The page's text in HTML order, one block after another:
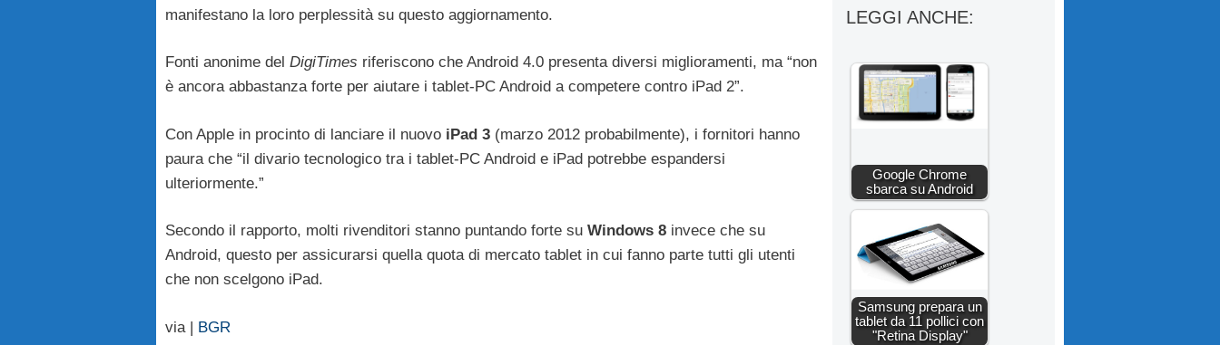
manifestano la loro perplessità su questo aggiornamento.
Fonti anonime del DigiTimes riferiscono che Android 4.0 presenta diversi miglioramenti, ma “non
è ancora abbastanza forte per aiutare i tablet-PC Android a competere contro iPad 2”.
Con Apple in procinto di lanciare il nuovo iPad 3 (marzo 2012 probabilmente), i fornitori hanno
paura che “il divario tecnologico tra i tablet-PC Android e iPad potrebbe espandersi
ulteriormente.”
Secondo il rapporto, molti rivenditori stanno puntando forte su Windows 8 invece che su
Android, questo per assicurarsi quella quota di mercato tablet in cui fanno parte tutti gli utenti
che non scelgono iPad.
via | BGR
LEGGI ANCHE:
Google Chrome
sbarca su Android
Samsung prepara un
tablet da 11 pollici con
"Retina Display"